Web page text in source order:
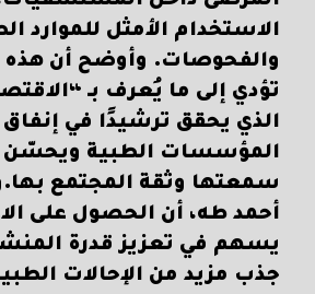
الاستخدام الأمثل للموارد
والفحوصات. وأوضح أن هذه
تؤدي إلى ما يُعرف بـ
الذي يحقق ترشيدًا في إنفاق
المؤسسات الطبية
سمعتها وثقة المجتمع
أحمد طه، أن الحصول على
يسهم في تعزيز قدرة
جذب مزيد من الإحالات